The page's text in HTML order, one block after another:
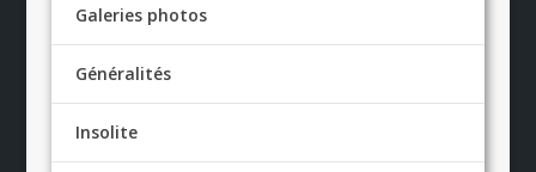
Galeries photos
Généralités
Insolite